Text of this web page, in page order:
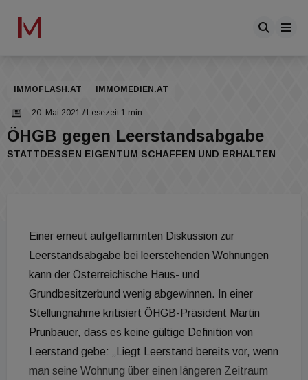
IMMOFLASH.AT IMMOMEDIEN.AT
20. Mai 2021 / Lesezeit 1 min
ÖHGB gegen Leerstandsabgabe
STATTDESSEN EIGENTUM SCHAFFEN UND ERHALTEN
Einer erneut aufgeflammten Diskussion zur
Leerstandsabgabe bei leerstehenden Wohnungen
kann der Österreichische Haus- und
Grundbesitzerbund wenig abgewinnen. In einer
Stellungnahme kritisiert ÖHGB-Präsident Martin
Prunbauer, dass es keine gültige Definition von
Leerstand gebe: „Liegt Leerstand bereits vor, wenn
man seine Wohnung über einen längeren Zeitraum